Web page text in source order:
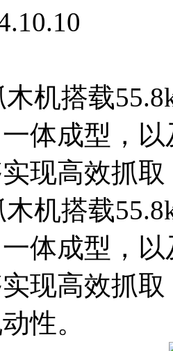
木机搭载
体成型，
现高效抓
木机搭载
体成型，
现高效抓
性。